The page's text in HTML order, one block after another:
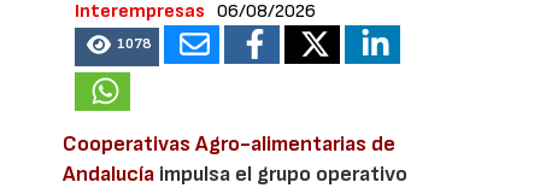
Interempresas
06/08/2026
1078
Cooperativas Agro-alimentarias de
Andalucía impulsa el grupo operativo